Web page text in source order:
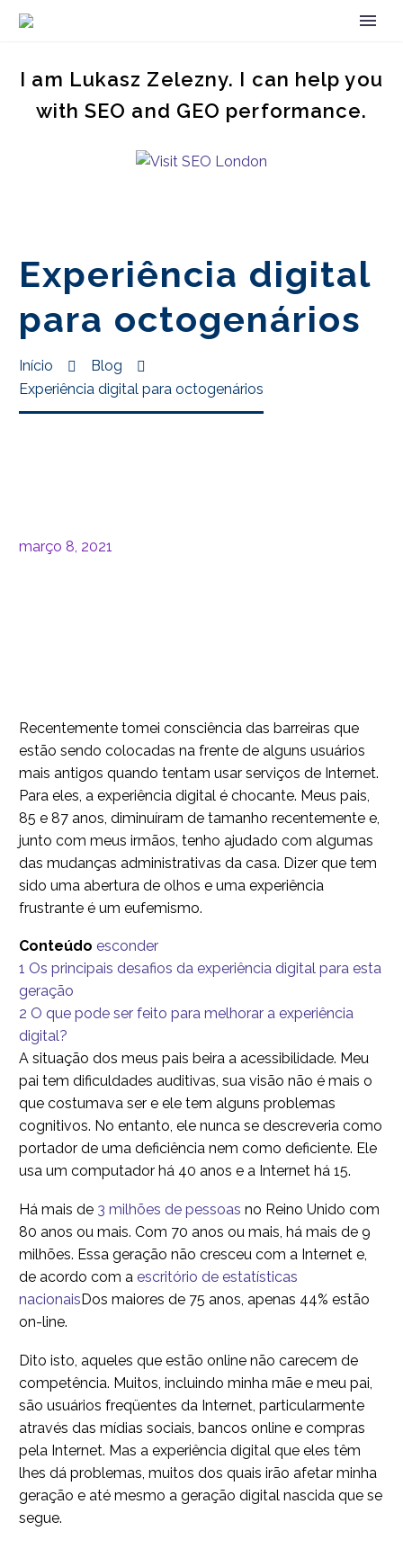
I am Lukasz Zelezny. I can help you
with SEO and GEO performance.
Experiência digital
para octogenários
Início
Blog
Experiência digital para octogenários
março 8, 2021
Recentemente tomei consciência das barreiras que
estão sendo colocadas na frente de alguns usuários
mais antigos quando tentam usar serviços de Internet.
Para eles, a experiência digital é chocante. Meus pais,
85 e 87 anos, diminuíram de tamanho recentemente e,
junto com meus irmãos, tenho ajudado com algumas
das mudanças administrativas da casa. Dizer que tem
sido uma abertura de olhos e uma experiência
frustrante é um eufemismo.
Conteúdo esconder
1 Os principais desafios da experiência digital para esta
geração
2 O que pode ser feito para melhorar a experiência
digital?
A situação dos meus pais beira a acessibilidade. Meu
pai tem dificuldades auditivas, sua visão não é mais o
que costumava ser e ele tem alguns problemas
cognitivos. No entanto, ele nunca se descreveria como
portador de uma deficiência nem como deficiente. Ele
usa um computador há 40 anos e a Internet há 15.
Há mais de 3 milhões de pessoas no Reino Unido com
80 anos ou mais. Com 70 anos ou mais, há mais de 9
milhões. Essa geração não cresceu com a Internet e,
de acordo com a escritório de estatísticas
nacionaisDos maiores de 75 anos, apenas 44% estão
on-line.
Dito isto, aqueles que estão online não carecem de
competência. Muitos, incluindo minha mãe e meu pai,
são usuários freqüentes da Internet, particularmente
através das mídias sociais, bancos online e compras
pela Internet. Mas a experiência digital que eles têm
lhes dá problemas, muitos dos quais irão afetar minha
geração e até mesmo a geração digital nascida que se
segue.